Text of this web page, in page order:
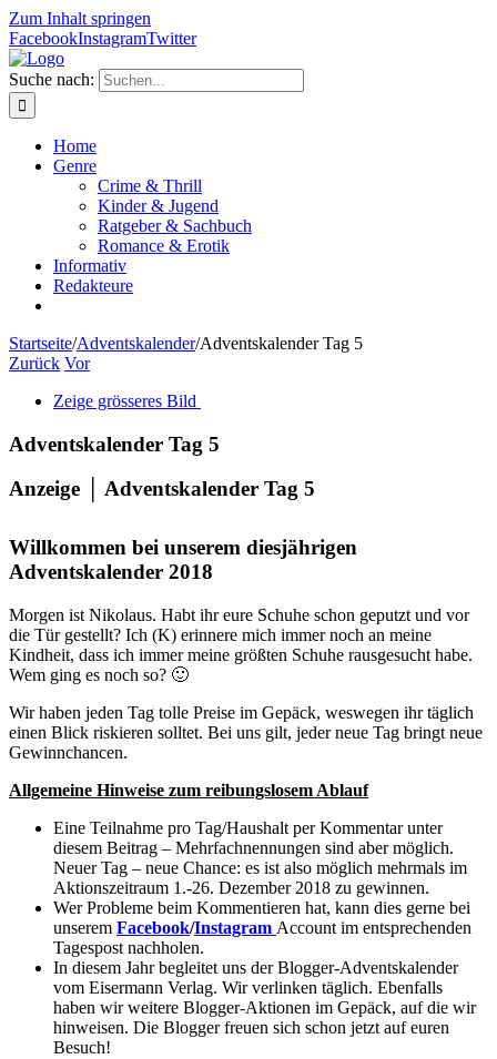
Zum Inhalt springen
FacebookInstagramTwitter
Suche nach:
Home
Genre
Crime & Thrill
Kinder & Jugend
Ratgeber & Sachbuch
Romance & Erotik
Informativ
Redakteure
Startseite/Adventskalender/Adventskalender Tag 5
Zurück Vor
Zeige grösseres Bild
Adventskalender Tag 5
Anzeige │ Adventskalender Tag 5
Willkommen bei unserem diesjährigen
Adventskalender 2018
Morgen ist Nikolaus. Habt ihr eure Schuhe schon geputzt und vor
die Tür gestellt? Ich (K) erinnere mich immer noch an meine
Kindheit, dass ich immer meine größten Schuhe rausgesucht habe.
Wem ging es noch so? 🙂
Wir haben jeden Tag tolle Preise im Gepäck, weswegen ihr täglich
einen Blick riskieren solltet. Bei uns gilt, jeder neue Tag bringt neue
Gewinnchancen.
Allgemeine Hinweise zum reibungslosem Ablauf
Eine Teilnahme pro Tag/Haushalt per Kommentar unter
diesem Beitrag – Mehrfachnennungen sind aber möglich.
Neuer Tag – neue Chance: es ist also möglich mehrmals im
Aktionszeitraum 1.-26. Dezember 2018 zu gewinnen.
Wer Probleme beim Kommentieren hat, kann dies gerne bei
unserem Facebook/Instagram Account im entsprechenden
Tagespost nachholen.
In diesem Jahr begleitet uns der Blogger-Adventskalender
vom Eisermann Verlag. Wir verlinken täglich. Ebenfalls
haben wir weitere Blogger-Aktionen im Gepäck, auf die wir
hinweisen. Die Blogger freuen sich schon jetzt auf euren
Besuch!